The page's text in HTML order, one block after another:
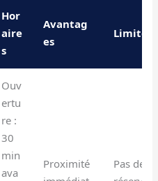
Hor
aire
s
Avantag
es
Limites
Ouv
ertu
re :
30
min
ava
Proximité
Pas de